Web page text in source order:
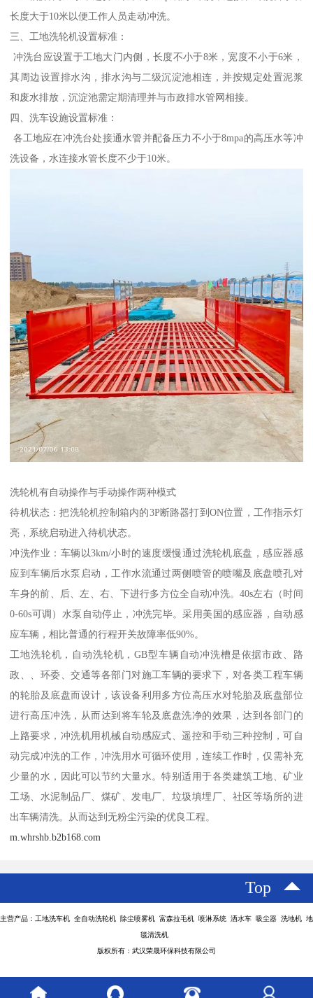
长度大于10米以便工作人员走动冲洗。
三、工地洗轮机设置标准：
冲洗台应设置于工地大门内侧，长度不小于8米，宽度不小于6米，
其周边设置排水沟，排水沟与二级沉淀池相连，并按规定处置泥浆
和废水排放，沉淀池需定期清理并与市政排水管网相接。
四、洗车设施设置标准：
各工地应在冲洗台处接通水管并配备压力不小于8mpa的高压水等冲
洗设备，水连接水管长度不少于10米。
洗轮机有自动操作与手动操作两种模式
待机状态：把洗轮机控制箱内的3P断路器打到ON位置，工作指示灯
亮，系统启动进入待机状态。
冲洗作业：车辆以3km/小时的速度缓慢通过洗轮机底盘，感应器感
应到车辆后水泵启动，工作水流通过两侧喷管的喷嘴及底盘喷孔对
车身的前、后、左、右、下进行多方位全自动冲洗。40s左右（时间
0-60s可调）水泵自动停止，冲洗完毕。采用美国的感应器，自动感
应车辆，相比普通的行程开关故障率低90%。
工地洗轮机，自动洗轮机，GB型车辆自动冲洗槽是依据市政、路
政、、环委、交通等各部门对施工车辆的要求下，对各类工程车辆
的轮胎及底盘而设计，该设备利用多方位高压水对轮胎及底盘部位
进行高压冲洗，从而达到将车轮及底盘洗净的效果，达到各部门的
上路要求，冲洗机用机械自动感应式、遥控和手动三种控制，可自
动完成冲洗的工作，冲洗用水可循环使用，连续工作时，仅需补充
少量的水，因此可以节约大量水。特别适用于各类建筑工地、矿业
工场、水泥制品厂、煤矿、发电厂、垃圾填埋厂、社区等场所的进
出车辆清洗。从而达到无粉尘污染的优良工程。
m.whrshb.b2b168.com
Top
主营产品：工地洗车机 全自动洗轮机 除尘喷雾机 富森拉毛机 喷淋系统 洒水车 吸尘器 洗地机 地
毯清洗机
版权所有：武汉荣晟环保科技有限公司